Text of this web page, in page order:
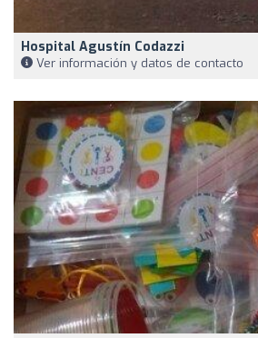
Hospital Agustín Codazzi
Ver información y datos de contacto